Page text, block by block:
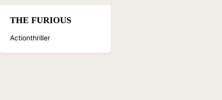
THE FURIOUS
Actionthriller